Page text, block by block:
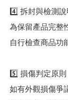
4️⃣ 拆封與檢測說
為保留產品完整
自行檢查商品功
5️⃣ 損傷判定原則
如有外觀損傷爭